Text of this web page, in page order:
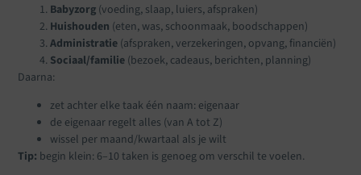
Babyzorg (voeding, slaap, luiers, afspraken)
Huishouden (eten, was, schoonmaak, boodschappen)
Administratie (afspraken, verzekeringen, opvang, financiën)
Sociaal/familie (bezoek, cadeaus, berichten, planning)
Daarna:
zet achter elke taak één naam: eigenaar
de eigenaar regelt alles (van A tot Z)
wissel per maand/kwartaal als je wilt
Tip: begin klein: 6–10 taken is genoeg om verschil te voelen.